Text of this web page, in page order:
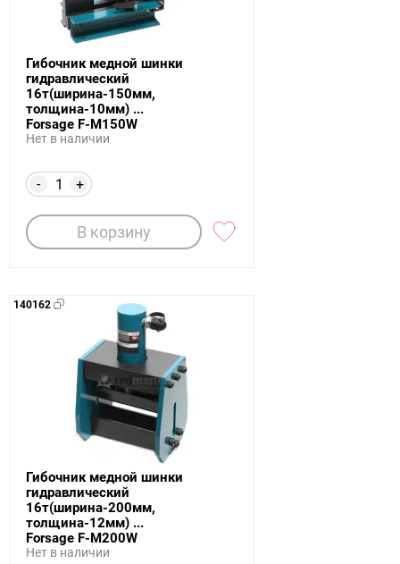
Гибочник медной шинки
гидравлический
16т(ширина-150мм,
толщина-10мм) ...
Forsage F-M150W
Нет в наличии
+
-
В корзину
140162
Гибочник медной шинки
гидравлический
16т(ширина-200мм,
толщина-12мм) ...
Forsage F-M200W
Нет в наличии